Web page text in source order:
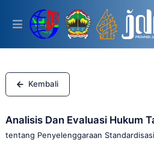
This
includes
accessibility
system.
Kembali
Analisis Dan Evaluasi Hukum
tentang Penyelenggaraan